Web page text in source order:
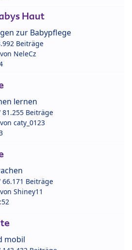
Haut
zur Babypflege
Beiträge
NeleCz
lernen
Beiträge
caty_0123
Beiträge
Shiney11
mobil